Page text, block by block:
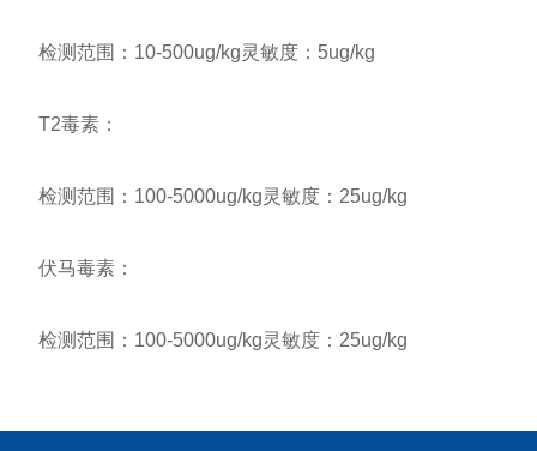
检测范围：10-500ug/kg灵敏度：5ug/kg
T2毒素：
检测范围：100-5000ug/kg灵敏度：25ug/kg
伏马毒素：
检测范围：100-5000ug/kg灵敏度：25ug/kg